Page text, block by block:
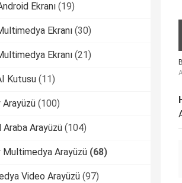
Ekranı (19)
Ekranı (30)
Ekranı (21)
Kutusu (11)
Arayüzü (100)
Araba Arayüzü (104)
Multimedya Arayüzü (68)
Video Arayüzü (97)